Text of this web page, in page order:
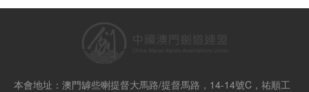
本會地址：澳門罅些喇提督大馬路/提督馬路，14-14號C，祐順工